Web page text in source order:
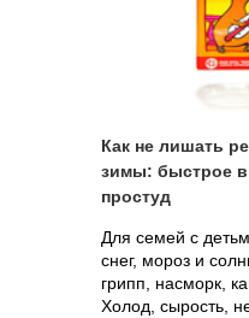
Как не лишать
зимы: быстрое
простуд
Для семей с
снег, мороз и
грипп, насморк,
Холод, сырость,